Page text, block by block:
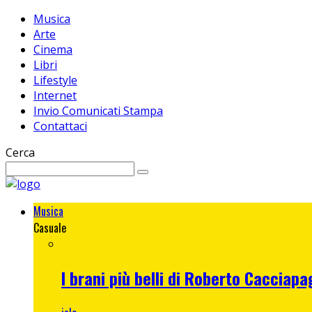
Musica
Arte
Cinema
Libri
Lifestyle
Internet
Invio Comunicati Stampa
Contattaci
Cerca
Musica
Casuale
I brani più belli di Roberto